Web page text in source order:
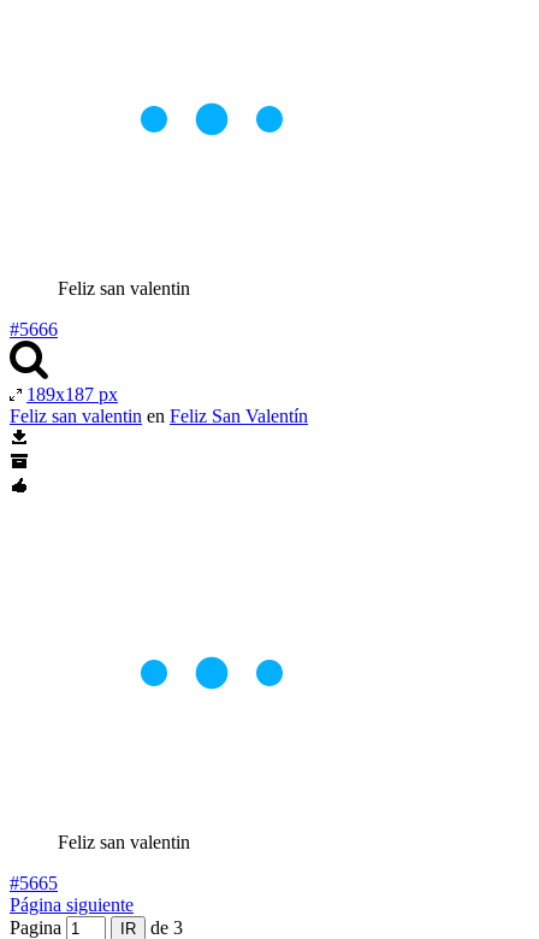
Feliz san valentin
#5666
189x187 px
Feliz san valentin en Feliz San Valentín
Feliz san valentin
#5665
Página siguiente
Pagina
de 3